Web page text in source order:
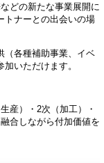
どの新たな事業展開に
トナーとの出会いの場
（各種補助事業、イベ
いただけます。
産）・2次（加工）・
合しながら付加価値を